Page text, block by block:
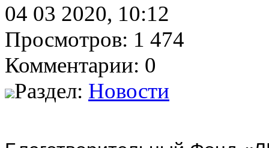
04 03 2020, 10:12
Просмотров: 1 474
Комментарии: 0
Раздел: Новости